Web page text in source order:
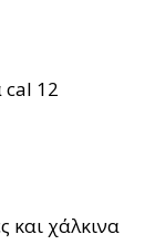
cal 12
και χάλκινα